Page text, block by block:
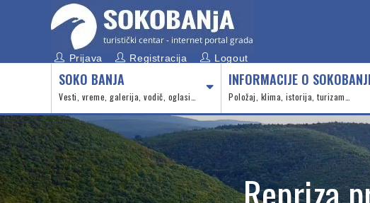
Prijava Registracija Logout
SOKO BANJA
Vesti, vreme, galerija, vodič, oglasi…
INFORMACIJE O SOKOBANJI
Položaj, klima, istorija, turizam…